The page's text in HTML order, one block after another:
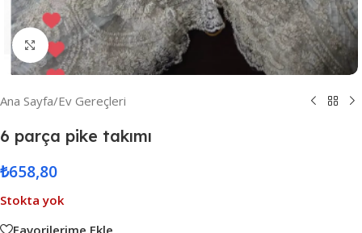
Resmi Büyüt
Ana Sayfa/Ev Gereçleri
6 parça pike takımı
₺658,80
Stokta yok
Favorilerime Ekle